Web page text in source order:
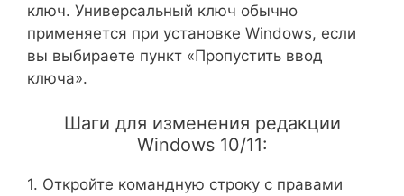
ключ. Универсальный ключ обычно
применяется при установке Windows, если
вы выбираете пункт «Пропустить ввод
ключа».
Шаги для изменения редакции
Windows 10/11:
1. Откройте командную строку с правами